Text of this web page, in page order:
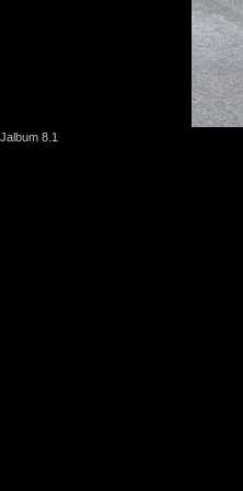
Jalbum 8.1